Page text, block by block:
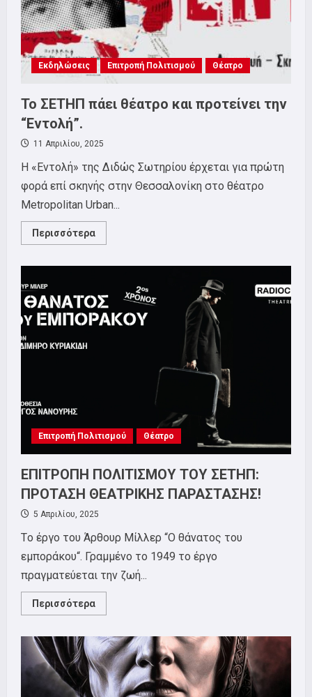
για
συμμετοχή!
Εκδηλώσεις Επιτροπή Πολιτισμού Θέατρο
Το ΣΕΤΗΠ πάει θέατρο και προτείνει την
“Εντολή”.
11 Απριλίου, 2025
Η «Εντολή» της Διδώς Σωτηρίου έρχεται για πρώτη
φορά επί σκηνής στην Θεσσαλονίκη στο θέατρο
Metropolitan Urban...
Περισσότερα
more
θέατρο
και
προτείνει
την
Επιτροπή Πολιτισμού Θέατρο
ΕΠΙΤΡΟΠΗ ΠΟΛΙΤΙΣΜΟΥ ΤΟΥ ΣΕΤΗΠ:
ΠΡΟΤΑΣΗ ΘΕΑΤΡΙΚΗΣ ΠΑΡΑΣΤΑΣΗΣ!
5 Απριλίου, 2025
Tο έργο του Άρθουρ Μίλλερ “Ο θάνατος του
εμποράκου“. Γραμμένο το 1949 το έργο
πραγματεύεται την ζωή...
Περισσότερα
more
ΠΟΛΙΤΙΣΜΟΥ
ΤΟΥ
ΣΕΤΗΠ:
ΠΡΟΤΑΣΗ
ΘΕΑΤΡΙΚΗΣ
ΠΑΡΑΣΤΑΣΗΣ!